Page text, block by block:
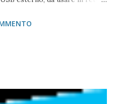
ZIP ) guida l'utente passo
nel roturer (per